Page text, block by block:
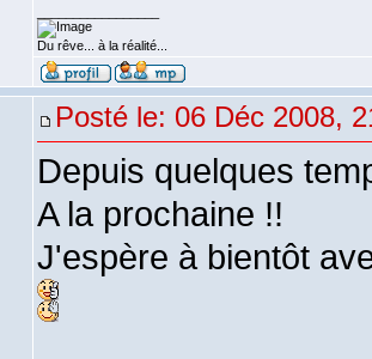
Du rêve... à la réalité...
Posté le: 06 Déc 2008,
Depuis quelques
A la prochaine !!
J'espère à bientôt